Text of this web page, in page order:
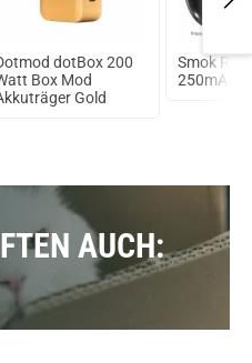
dotBox 200
Box Mod
Gold
Smok
250mAh
AUCH: